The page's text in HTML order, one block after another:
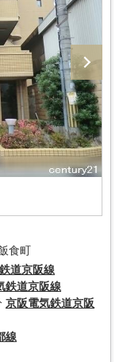
食町
道京阪線
鉄道京阪線
京阪電気鉄道京阪
線